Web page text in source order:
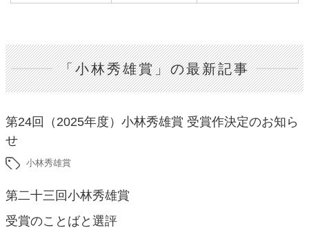
「小林秀雄賞」の最新記事
第24回（2025年度）小林秀雄賞 受賞作決定のお知ら
せ
小林秀雄賞
第二十三回小林秀雄賞
受賞のことばと選評